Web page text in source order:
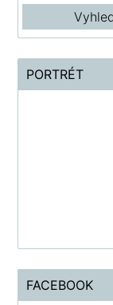
PORTRÉT
FACEBOOK